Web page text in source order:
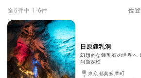
全 6件中 1-6件 位
日原鍾乳洞
幻想的な鍾乳石の世界へ
洞窟探検
東京都奥多摩町